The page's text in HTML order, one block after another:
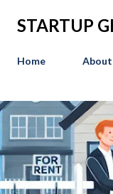
STARTUP
Home About